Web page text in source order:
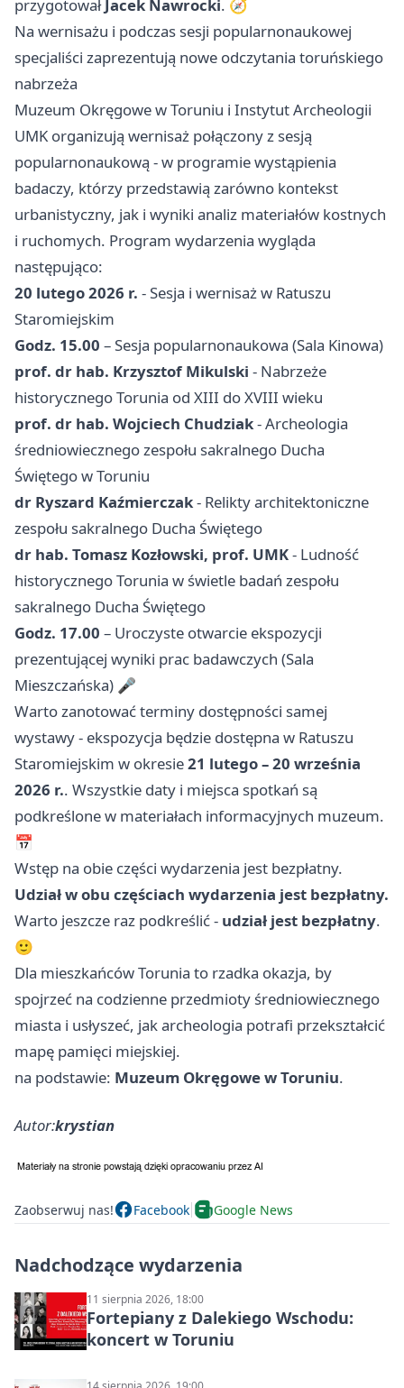
przygotowałJacek Nawrocki. 🧭
Na wernisażu i podczas sesji popularnonaukowej
specjaliści zaprezentują nowe odczytania toruńskiego
nabrzeża
Muzeum Okręgowe w Toruniu i Instytut Archeologii
UMK organizują wernisaż połączony z sesją
popularnonaukową - w programie wystąpienia
badaczy, którzy przedstawią zarówno kontekst
urbanistyczny, jak i wyniki analiz materiałów kostnych
i ruchomych. Program wydarzenia wygląda
następująco:
20 lutego 2026 r. - Sesja i wernisaż w Ratuszu
Staromiejskim
Godz. 15.00 – Sesja popularnonaukowa (Sala Kinowa)
prof. dr hab. Krzysztof Mikulski - Nabrzeże
historycznego Torunia od XIII do XVIII wieku
prof. dr hab. Wojciech Chudziak- Archeologia
średniowiecznego zespołu sakralnego Ducha
Świętego w Toruniu
dr Ryszard Kaźmierczak- Relikty architektoniczne
zespołu sakralnego Ducha Świętego
dr hab. Tomasz Kozłowski, prof. UMK- Ludność
historycznego Torunia w świetle badań zespołu
sakralnego Ducha Świętego
Godz. 17.00 – Uroczyste otwarcie ekspozycji
prezentującej wyniki prac badawczych (Sala
Mieszczańska) 🎤
Warto zanotować terminy dostępności samej
wystawy - ekspozycja będzie dostępna w Ratuszu
Staromiejskim w okresie21 lutego – 20 września
2026 r.. Wszystkie daty i miejsca spotkań są
podkreślone w materiałach informacyjnych muzeum.
📅
Wstęp na obie części wydarzenia jest bezpłatny.
Udział w obu częściach wydarzenia jest bezpłatny.
Warto jeszcze raz podkreślić - udział jest bezpłatny.
🙂
Dla mieszkańców Torunia to rzadka okazja, by
spojrzeć na codzienne przedmioty średniowiecznego
miasta i usłyszeć, jak archeologia potrafi przekształcić
mapę pamięci miejskiej.
na podstawie: Muzeum Okręgowe w Toruniu.
Autor:krystian
Zaobserwuj nas! Facebook Google News
Nadchodzące wydarzenia
11 sierpnia 2026, 18:00
Fortepiany z Dalekiego Wschodu:
koncert w Toruniu